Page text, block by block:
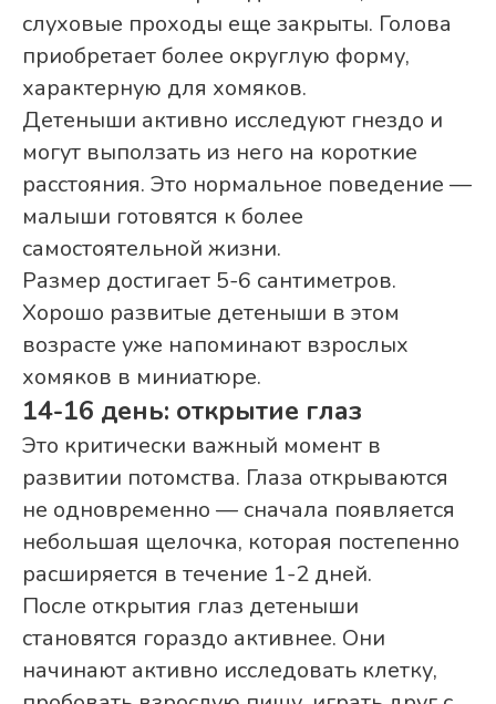
слуховые проходы еще закрыты. Голова
приобретает более округлую форму,
характерную для хомяков.
Детеныши активно исследуют гнездо и
могут выползать из него на короткие
расстояния. Это нормальное поведение —
малыши готовятся к более
самостоятельной жизни.
Размер достигает 5-6 сантиметров.
Хорошо развитые детеныши в этом
возрасте уже напоминают взрослых
хомяков в миниатюре.
14-16 день: открытие глаз
Это критически важный момент в
развитии потомства. Глаза открываются
не одновременно — сначала появляется
небольшая щелочка, которая постепенно
расширяется в течение 1-2 дней.
После открытия глаз детеныши
становятся гораздо активнее. Они
начинают активно исследовать клетку,